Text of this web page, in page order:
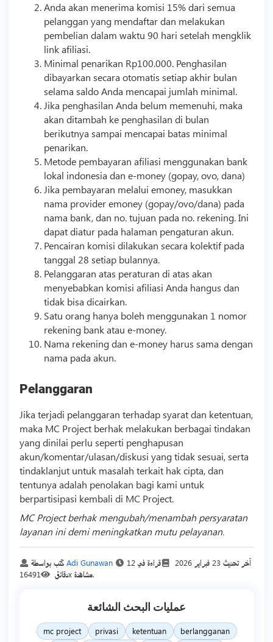
Anda akan menerima komisi 15% dari semua
pelanggan yang mendaftar dan melakukan
pembelian dalam waktu 90 hari setelah mengklik
linkafiliasi.
Minimal penarikan Rp100.000. Penghasilan
dibayarkan secara otomatis setiap akhir bulan
selama saldo Anda mencapai jumlah minimal.
Jika penghasilan Anda belum memenuhi, maka
akan ditambah ke penghasilan di bulan
berikutnya sampai mencapai batas minimal
penarikan.
Metode pembayaran afiliasi menggunakan bank
lokal indonesia dan e-money (gopay, ovo, dana)
Jika pembayaran melalui emoney, masukkan
nama provider emoney (gopay/ovo/dana) pada
nama bank, dan no. tujuan pada no. rekening. Ini
dapat diatur pada halaman pengaturan akun.
Pencairan komisi dilakukan secara kolektif pada
tanggal 28 setiap bulannya.
Pelanggaran atas peraturan di atas akan
menyebabkan komisi afiliasi Anda hangus dan
tidak bisa dicairkan.
Satu orang hanya boleh menggunakan 1 nomor
rekening bank atau e-money.
Nama rekening dan e-money harus sama dengan
nama pada akun.
Pelanggaran
Jika terjadi pelanggaran terhadap syarat dan ketentuan,
maka MC Project berhak melakukan berbagai tindakan
yang dinilai perlu seperti penghapusan
akun/komentar/ulasan/diskusi yang tidak sesuai, serta
tindaklanjut untuk masalah terkait hak cipta, dan
tentunya adalah penolakan bagi kami untuk
berpartisipasi kembali di MC Project.
MC Project berhak mengubah/menambah persyaratan
layanan ini demi meningkatkan mutu pelayanan.
كُتب بواسطة Adi Gunawan آخر تحديث 23 فبراير 2026
قراءة في 12
دقائق
16491x مشاهدة.
عمليات البحث الشائعة
mc project privasi ketentuan
berlangganan